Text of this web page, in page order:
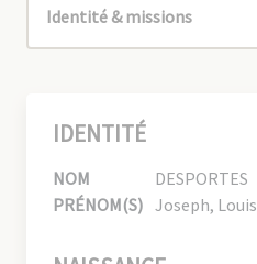
IDENTITÉ
NOM
DESPORTES
PRÉNOM(S) Joseph, Louis